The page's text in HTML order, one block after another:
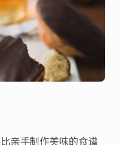
亲手制作美味的食谱